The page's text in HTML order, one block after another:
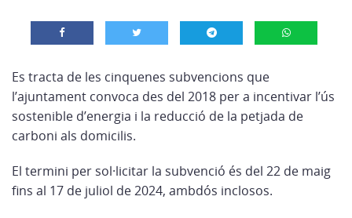
Es tracta de les cinquenes subvencions que
l’ajuntament convoca des del 2018 per a incentivar l’ús
sostenible d’energia i la reducció de la petjada de
carboni als domicilis.
El termini per sol·licitar la subvenció és del 22 de maig
fins al 17 de juliol de 2024, ambdós inclosos.